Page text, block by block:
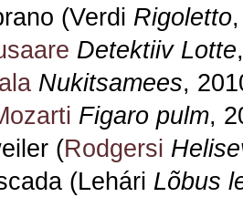
(Verdi Rigoletto
Detektiiv Lotte
Nukitsamees,
Figaro pulm,
(Rodgersi
(Lehári Lõbus